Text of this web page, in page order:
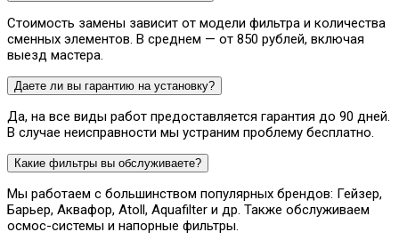
Стоимость замены зависит от модели фильтра и количества
сменных элементов. В среднем — от 850 рублей, включая
выезд мастера.
Даете ли вы гарантию на установку?
Да, на все виды работ предоставляется гарантия до 90 дней.
В случае неисправности мы устраним проблему бесплатно.
Какие фильтры вы обслуживаете?
Мы работаем с большинством популярных брендов: Гейзер,
Барьер, Аквафор, Atoll, Aquafilter и др. Также обслуживаем
осмос-системы и напорные фильтры.